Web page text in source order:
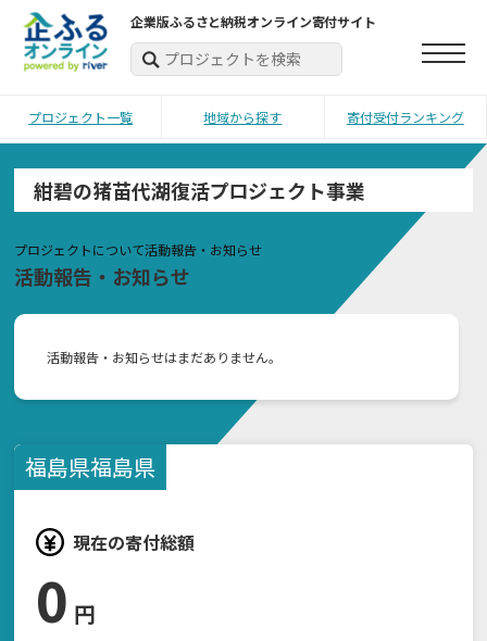
企業版ふるさと納税オンライン寄付サイト
プロジェクト一覧 地域から探す 寄付受付ランキング
紺碧の猪苗代湖復活プロジェクト事業
プロジェクトについて活動報告・お知らせ
活動報告・お知らせ
活動報告・お知らせはまだありません。
福島県福島県
現在の寄付総額
0 円